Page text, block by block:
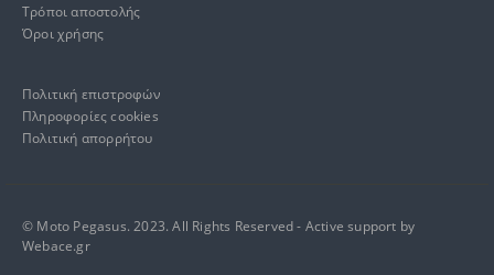
Τρόποι αποστολής
Όροι χρήσης
Πολιτική επιστροφών
Πληροφορίες cookies
Πολιτική απορρήτου
© Moto Pegasus. 2023. All Rights Reserved - Active support by
Webace.gr